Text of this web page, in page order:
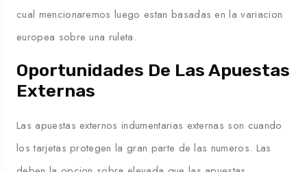
cual mencionaremos luego estan basadas en la variacion
europea sobre una ruleta.
Oportunidades De Las Apuestas
Externas
Las apuestas externos indumentarias externas son cuando
los tarjetas protegen la gran parte de las numeros. Las